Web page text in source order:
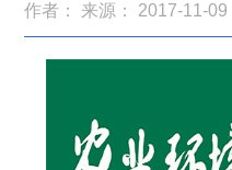
作者： 来源： 2017-11-09